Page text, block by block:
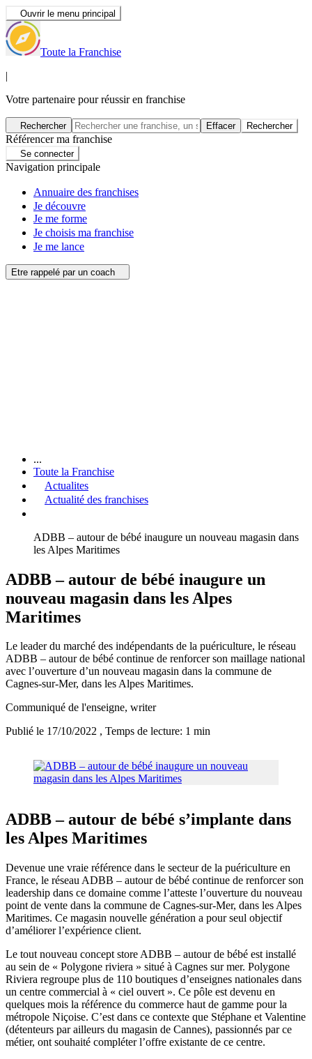
Ouvrir le menu principal
Toute la Franchise
|
Votre partenaire pour réussir en franchise
Rechercher Effacer Rechercher
Référencer ma franchise
Se connecter
Navigation principale
Annuaire des franchises
Je découvre
Je me forme
Je choisis ma franchise
Je me lance
Etre rappelé par un coach
...
Toute la Franchise
Actualites
Actualité des franchises
ADBB – autour de bébé inaugure un nouveau magasin dans
les Alpes Maritimes
ADBB – autour de bébé inaugure un
nouveau magasin dans les Alpes
Maritimes
Le leader du marché des indépendants de la puériculture, le réseau
ADBB – autour de bébé continue de renforcer son maillage national
avec l’ouverture d’un nouveau magasin dans la commune de
Cagnes-sur-Mer, dans les Alpes Maritimes.
Communiqué de l'enseigne, writer
Publié le 17/10/2022 , Temps de lecture: 1 min
ADBB – autour de bébé s’implante dans
les Alpes Maritimes
Devenue une vraie référence dans le secteur de la puériculture en
France, le réseau ADBB – autour de bébé continue de renforcer son
leadership dans ce domaine comme l’atteste l’ouverture du nouveau
point de vente dans la commune de Cagnes-sur-Mer, dans les Alpes
Maritimes. Ce magasin nouvelle génération a pour seul objectif
d’améliorer l’expérience client.
Le tout nouveau concept store ADBB – autour de bébé est installé
au sein de « Polygone riviera » situé à Cagnes sur mer. Polygone
Riviera regroupe plus de 110 boutiques d’enseignes nationales dans
un centre commercial à « ciel ouvert ». Ce pôle est devenu en
quelques mois la référence du commerce haut de gamme pour la
métropole Niçoise. C’est dans ce contexte que Stéphane et Valentine
(détenteurs par ailleurs du magasin de Cannes), passionnés par ce
métier, ont souhaité compléter l’offre existante de ce centre.